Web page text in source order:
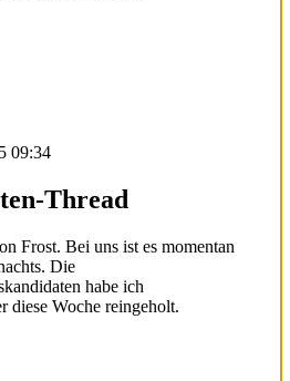
09:34
Thread
Frost. Bei uns ist es momentan
Die
habe ich
diese Woche reingeholt.